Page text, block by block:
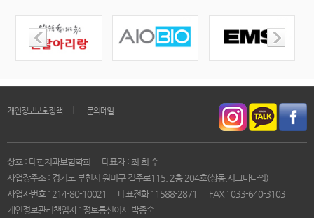
개인정보보호정책 문의메일
상호 : 대한치과보험학회
대표자 : 최 희 수
사업장주소 : 경기도 부천시 원미구 길주로115, 2층 204호(상동,시그마타워)
사업자번호 : 214-80-10021
대표전화 : 1588-2871
FAX : 033-640-3103
개인정보관리책임자 : 정보통신이사 박종숙